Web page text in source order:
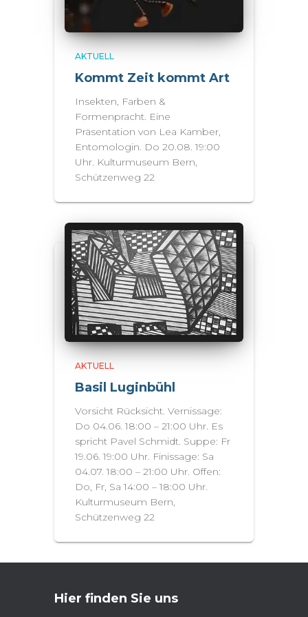
AKTUELL
Kommt Zeit kommt Art
Insekten, Farben &
Formenpracht. Eine
Präsentation von Lea Kamber,
Entomologin. Do 20.08. 19:00
Uhr. Kulturmuseum Bern,
Schützenweg 22
AKTUELL
Basil Luginbühl
Vorsicht Rücksicht. Vernissage:
Do 04.06. 18:00 – 21:00 Uhr. Es
spricht Pavel Schmidt. Suppe: Fr
19.06. 19:00 Uhr. Finissage: Sa
04.07. 18:00 – 21:00 Uhr. Offen:
Do, Fr, Sa 14:00 – 18:00 Uhr.
Kulturmuseum Bern,
Schützenweg 22
Hier finden Sie uns